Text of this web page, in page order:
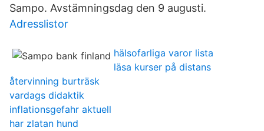
Sampo. Avstämningsdag den 9 augusti.
Adresslistor
hälsofarliga varor lista
läsa kurser på distans
återvinning burträsk
vardags didaktik
inflationsgefahr aktuell
har zlatan hund